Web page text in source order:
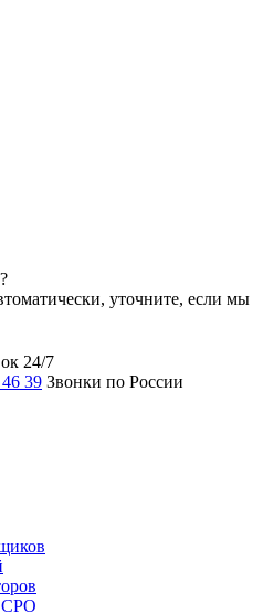
?
уточните, если мы
24/7
39 Звонки по России
СРО